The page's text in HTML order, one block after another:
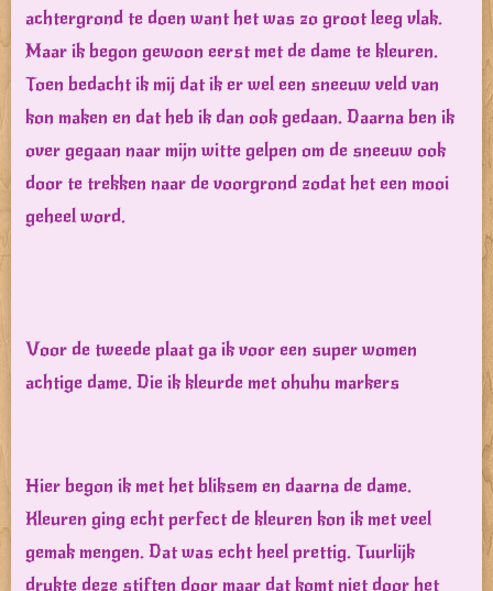
achtergrond te doen want het was zo groot leeg vlak.
Maar ik begon gewoon eerst met de dame te kleuren.
Toen bedacht ik mij dat ik er wel een sneeuw veld van
kon maken en dat heb ik dan ook gedaan. Daarna ben ik
over gegaan naar mijn witte gelpen om de sneeuw ook
door te trekken naar de voorgrond zodat het een mooi
geheel word.
Voor de tweede plaat ga ik voor een super women
achtige dame. Die ik kleurde met ohuhu markers
Hier begon ik met het bliksem en daarna de dame.
Kleuren ging echt perfect de kleuren kon ik met veel
gemak mengen. Dat was echt heel prettig. Tuurlijk
drukte deze stiften door maar dat komt niet door het